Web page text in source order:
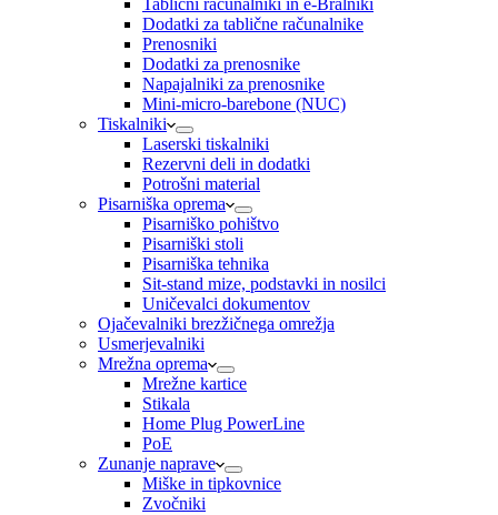
Tablični računalniki in e-Bralniki
Dodatki za tablične računalnike
Prenosniki
Dodatki za prenosnike
Napajalniki za prenosnike
Mini-micro-barebone (NUC)
Tiskalniki
Laserski tiskalniki
Rezervni deli in dodatki
Potrošni material
Pisarniška oprema
Pisarniško pohištvo
Pisarniški stoli
Pisarniška tehnika
Sit-stand mize, podstavki in nosilci
Uničevalci dokumentov
Ojačevalniki brezžičnega omrežja
Usmerjevalniki
Mrežna oprema
Mrežne kartice
Stikala
Home Plug PowerLine
PoE
Zunanje naprave
Miške in tipkovnice
Zvočniki